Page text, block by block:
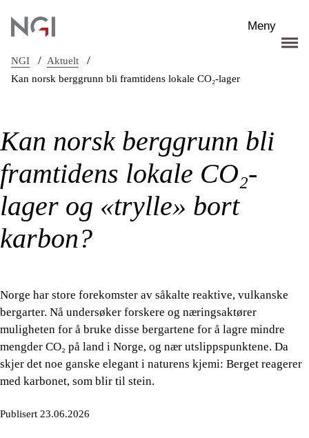
Meny
NGI / Aktuelt /
Kan norsk berggrunn bli framtidens lokale CO₂-lager
Kan norsk berggrunn bli
framtidens lokale CO₂-
lager og «trylle» bort
karbon?
Norge har store forekomster av såkalte reaktive, vulkanske
bergarter. Nå undersøker forskere og næringsaktører
muligheten for å bruke disse bergartene for å lagre mindre
mengder CO₂ på land i Norge, og nær utslippspunktene. Da
skjer det noe ganske elegant i naturens kjemi: Berget reagerer
med karbonet, som blir til stein.
Publisert 23.06.2026